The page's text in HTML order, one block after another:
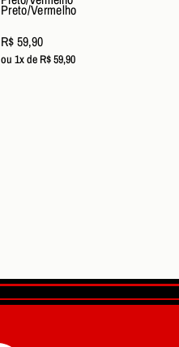
Preto/Vermelho
R$ 59,90
ou 1x de R$ 59,90